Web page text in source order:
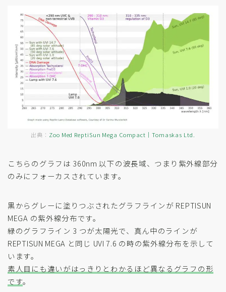
出典： Zoo Med ReptiSun Mega Compact｜Tomaskas Ltd.
こちらのグラフは 360nm 以下の波長域、つまり紫外線部分
のみにフォーカスされています。
黒からグレーに塗りつぶされたグラフラインが REPTISUN
MEGA の紫外線分布です。
緑のグラフライン 3 つが太陽光で、真ん中のラインが
REPTISUN MEGA と同じ UVI 7.6 の時の紫外線分布を示して
います。
素人目にも違いがはっきりとわかるほど異なるグラフの形
です。